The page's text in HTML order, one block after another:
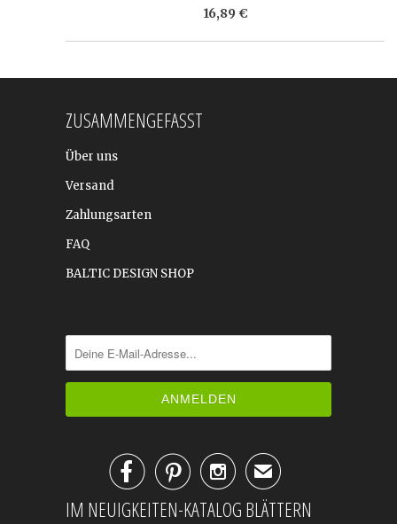
16,89 €
ZUSAMMENGEFASST
Über uns
Versand
Zahlungsarten
FAQ
BALTIC DESIGN SHOP
✉
IM NEUIGKEITEN-KATALOG BLÄTTERN